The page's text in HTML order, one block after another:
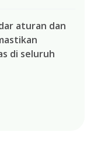
aturan dan
di seluruh